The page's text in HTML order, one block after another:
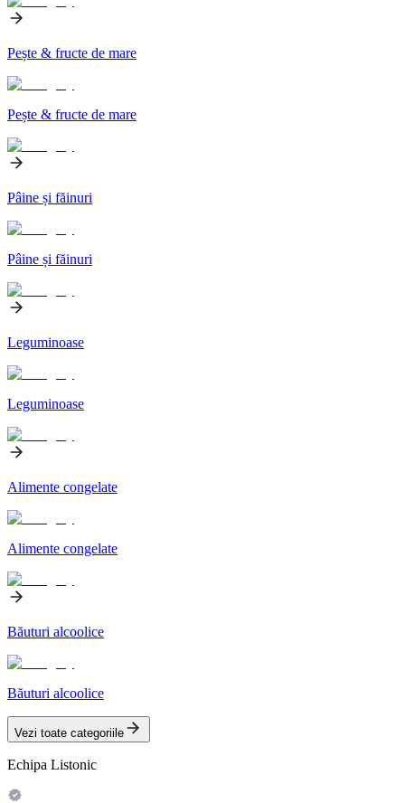
Pește & fructe de mare
Pește & fructe de mare
Pâine și făinuri
Pâine și făinuri
Leguminoase
Leguminoase
Alimente congelate
Alimente congelate
Băuturi alcoolice
Băuturi alcoolice
Vezi toate categoriile
Echipa Listonic